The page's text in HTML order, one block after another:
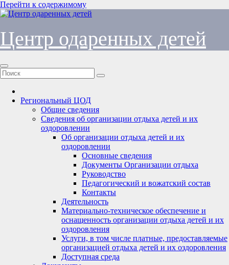
Перейти к содержимому
Центр одаренных детей
Региональный ЦОД
Общие сведения
Сведения об организации отдыха детей и их
оздоровлении
Об организации отдыха детей и их
оздоровлении
Основные сведения
Документы Организации отдыха
Руководство
Педагогический и вожатский состав
Контакты
Деятельность
Материально-техническое обеспечение и
оснащенность организации отдыха детей и их
оздоровления
Услуги, в том числе платные, предоставляемые
организацией отдыха детей и их оздоровления
Доступная среда